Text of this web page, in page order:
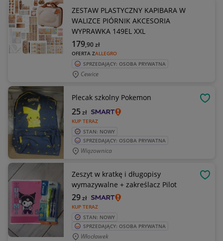
ZESTAW PLASTYCZNY KAPIBARA W
WALIZCE PIÓRNIK AKCESORIA
WYPRAWKA 149EL XXL
OFERTA ZALLEGRO
179,90zł
SPRZEDAJĄCY: OSOBA PRYWATNA
Cewice
Plecak szkolny Pokemon
KUP TERAZ
25zł
STAN: NOWY
SPRZEDAJĄCY: OSOBA PRYWATNA
Wiązownica
Zeszyt w kratkę i długopisy
wymazywalne + zakreślacz Pilot
KUP TERAZ
29zł
STAN: NOWY
SPRZEDAJĄCY: OSOBA PRYWATNA
Włocławek